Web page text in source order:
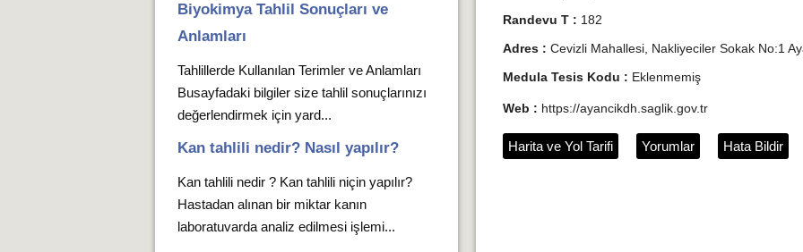
Randevu T : 182
Adres : Cevizli Mahallesi, Nakliyeciler Sokak No:1
Medula Tesis Kodu : Eklenmemiş
Web : https://ayancikdh.saglik.gov.tr
Harita ve Yol Tarifi Yorumlar Hata Bildir
Biyokimya Tahlil Sonuçları ve
Anlamları
Tahlillerde Kullanılan Terimler ve Anlamları
Busayfadaki bilgiler size tahlil sonuçlarınızı
değerlendirmek için yard...
Kan tahlili nedir? Nasıl yapılır?
Kan tahlili nedir ? Kan tahlili niçin yapılır?
Hastadan alınan bir miktar kanın
laboratuvarda analiz edilmesi işlemi...